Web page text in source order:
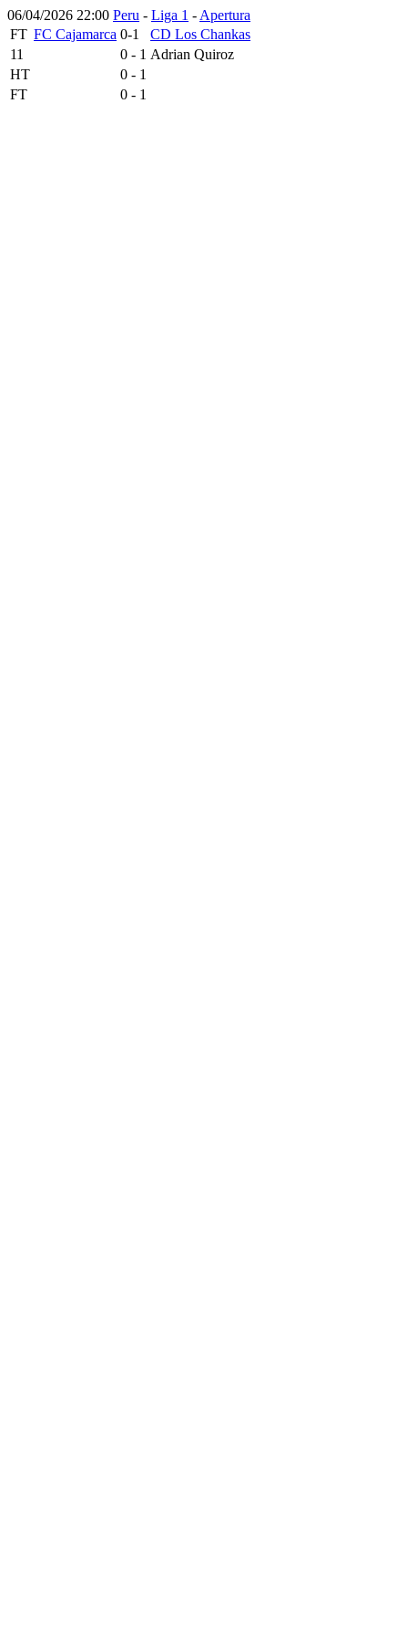
06/04/2026 22:00 Peru - Liga 1 - Apertura
FT FC Cajamarca 0-1
CD Los Chankas
11
0 - 1 Adrian Quiroz
HT
0 - 1
FT
0 - 1